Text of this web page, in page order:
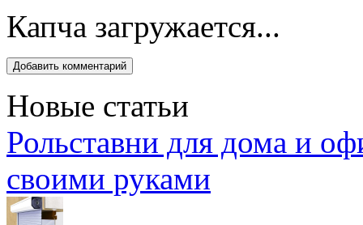
Капча загружается...
Новые статьи
Рольставни для дома и
своими руками